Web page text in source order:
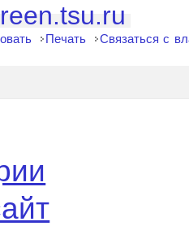
Печать Связаться с